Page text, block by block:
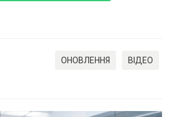
ОНОВЛЕННЯ ВІДЕО